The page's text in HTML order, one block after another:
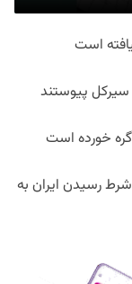
است
سیرکل پیوستند
خورده است
رسیدن ایران به